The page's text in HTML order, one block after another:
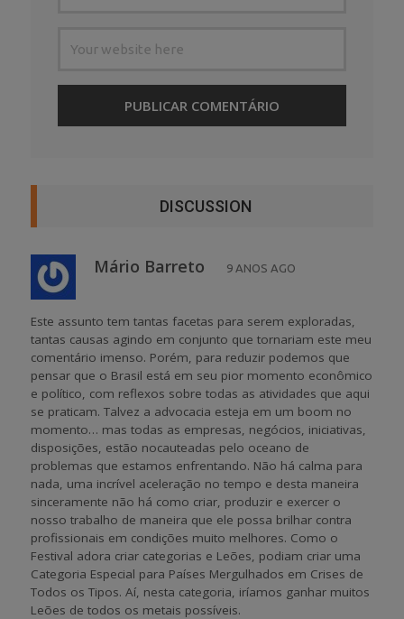
DISCUSSION
Mário Barreto 9 ANOS AGO
Este assunto tem tantas facetas para serem exploradas,
tantas causas agindo em conjunto que tornariam este meu
comentário imenso. Porém, para reduzir podemos que
pensar que o Brasil está em seu pior momento econômico
e político, com reflexos sobre todas as atividades que aqui
se praticam. Talvez a advocacia esteja em um boom no
momento… mas todas as empresas, negócios, iniciativas,
disposições, estão nocauteadas pelo oceano de
problemas que estamos enfrentando. Não há calma para
nada, uma incrível aceleração no tempo e desta maneira
sinceramente não há como criar, produzir e exercer o
nosso trabalho de maneira que ele possa brilhar contra
profissionais em condições muito melhores. Como o
Festival adora criar categorias e Leões, podiam criar uma
Categoria Especial para Países Mergulhados em Crises de
Todos os Tipos. Aí, nesta categoria, iríamos ganhar muitos
Leões de todos os metais possíveis.